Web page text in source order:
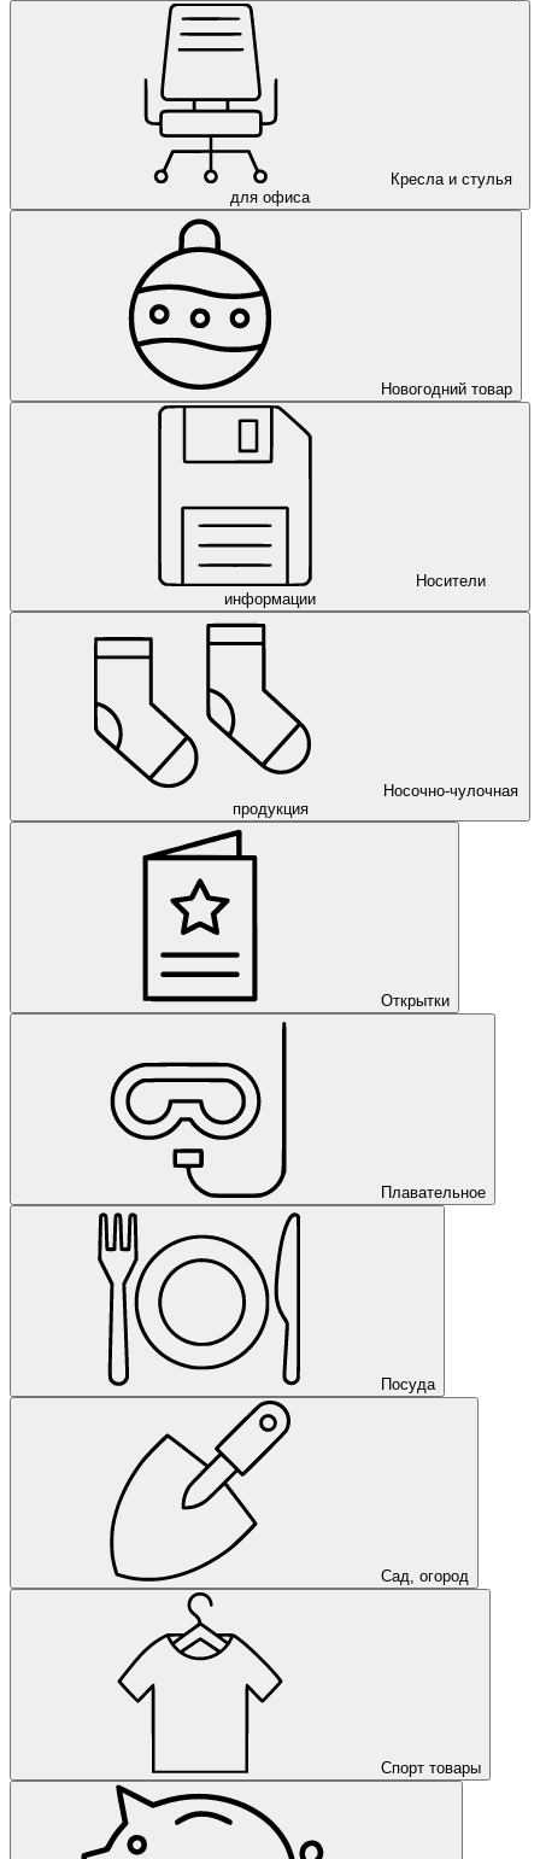
Кресла и стулья
для офиса
Новогодний товар
Носители
информации
Носочно-чулочная
продукция
Открытки
Плавательное
Посуда
Сад, огород
Спорт товары